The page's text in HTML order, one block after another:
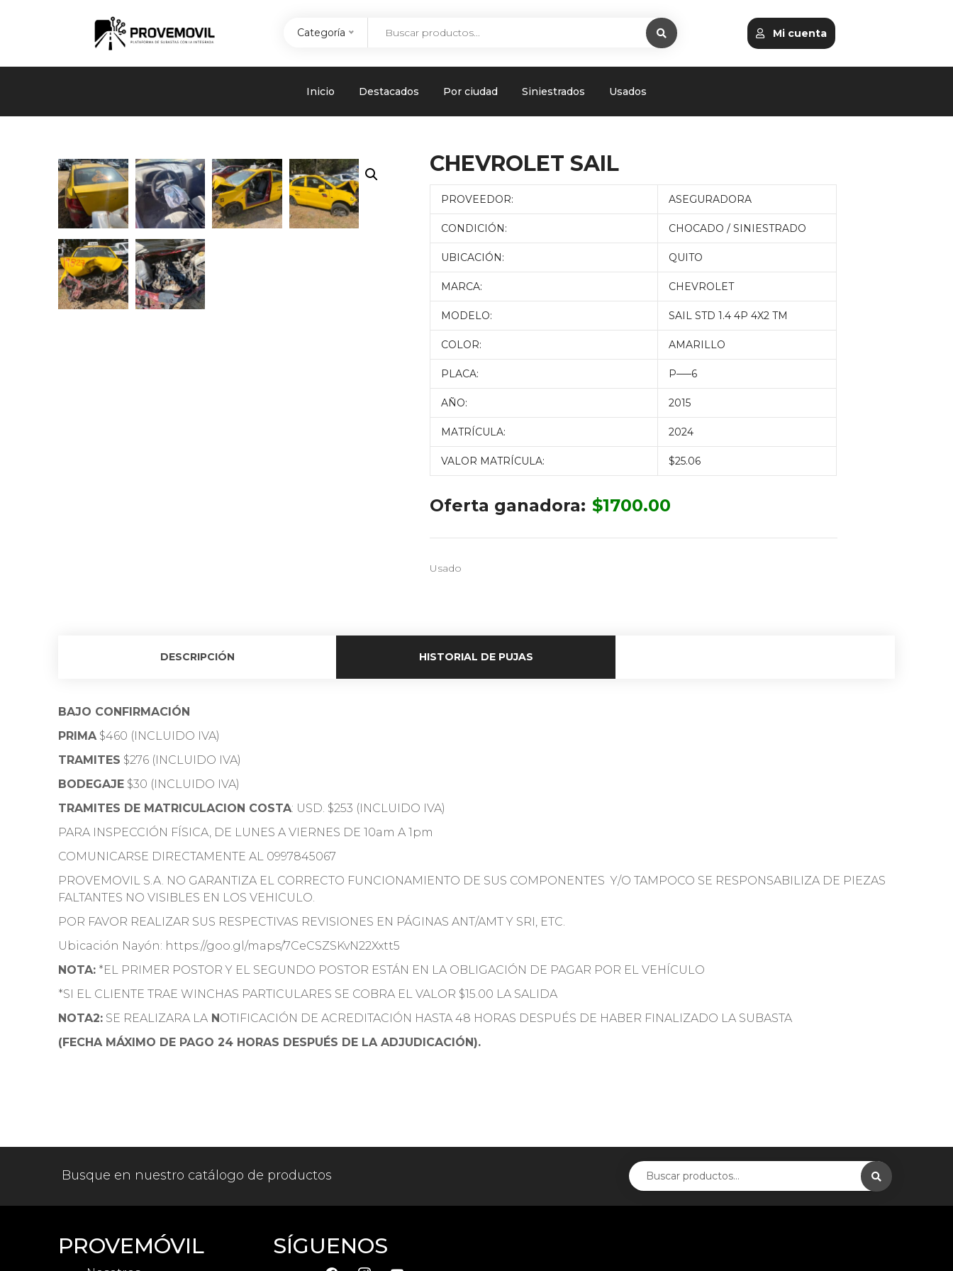
Categoría Mi cuenta
Inicio Destacados Por ciudad Siniestrados Usados
CHEVROLET SAIL
PROVEEDOR: ASEGURADORA
CONDICIÓN: CHOCADO / SINIESTRADO
UBICACIÓN: QUITO
MARCA: CHEVROLET
MODELO: SAIL STD 1.4 4P 4X2 TM
COLOR: AMARILLO
PLACA: P—–6
AÑO: 2015
MATRÍCULA: 2024
VALOR MATRÍCULA: $25.06
Oferta ganadora: $1700.00
Usado
DESCRIPCIÓN HISTORIAL DE PUJAS
BAJO CONFIRMACIÓN
PRIMA$460 (INCLUIDO IVA)
TRAMITES $276 (INCLUIDO IVA)
BODEGAJE $30 (INCLUIDO IVA)
TRAMITES DE MATRICULACION COSTA: USD. $253 (INCLUIDO IVA)
PARA INSPECCIÓN FÍSICA, DE LUNES A VIERNES DE 10am A 1pm
COMUNICARSE DIRECTAMENTE AL 0997845067
PROVEMOVIL S.A. NO GARANTIZA EL CORRECTO FUNCIONAMIENTO DE SUS COMPONENTES Y/O TAMPOCO SE RESPONSABILIZA DE PIEZAS
FALTANTES NO VISIBLES EN LOS VEHICULO.
POR FAVOR REALIZAR SUS RESPECTIVAS REVISIONES EN PÁGINAS ANT/AMT Y SRI, ETC.
Ubicación Nayón: https://goo.gl/maps/7CeCSZSKvN22Xxtt5
NOTA: *EL PRIMER POSTOR Y EL SEGUNDO POSTOR ESTÁN EN LA OBLIGACIÓN DE PAGAR POR EL VEHÍCULO
*SI EL CLIENTE TRAE WINCHAS PARTICULARES SE COBRA EL VALOR $15.00 LA SALIDA
NOTA2: SE REALIZARA LA NOTIFICACIÓN DE ACREDITACIÓN HASTA 48 HORAS DESPUÉS DE HABER FINALIZADO LA SUBASTA
(FECHA MÁXIMO DE PAGO 24 HORAS DESPUÉS DE LA ADJUDICACIÓN).
Busque en nuestro catálogo de productos
PROVEMÓVIL SÍGUENOS